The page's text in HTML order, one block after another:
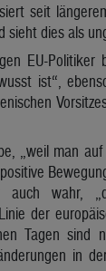
seit
dies als
EU-Politiker
ist“,
„weil man
auch wahr,
der
Tagen sind
in